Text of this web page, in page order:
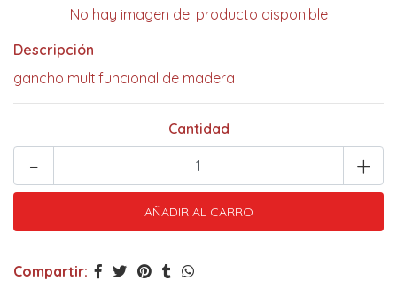
No hay imagen del producto disponible
Descripción
gancho multifuncional de madera
Cantidad
+
-
Compartir: